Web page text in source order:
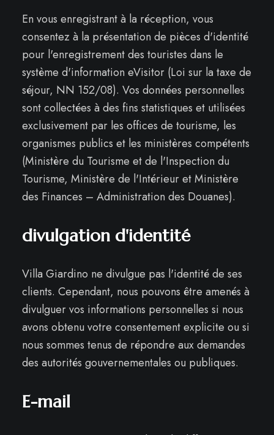
En vous enregistrant à la réception, vous
consentez à la présentation de pièces d'identité
pour l'enregistrement des touristes dans le
système d'information eVisitor (Loi sur la taxe de
séjour, NN 152/08). Vos données personnelles
sont collectées à des fins statistiques et utilisées
exclusivement par les offices de tourisme, les
organismes publics et les ministères compétents
(Ministère du Tourisme et de l'Inspection du
Tourisme, Ministère de l'Intérieur et Ministère
des Finances – Administration des Douanes).
divulgation d'identité
Villa Giardino ne divulgue pas l'identité de ses
clients. Cependant, nous pouvons être amenés à
divulguer vos informations personnelles si nous
avons obtenu votre consentement explicite ou si
nous sommes tenus de répondre aux demandes
des autorités gouvernementales ou publiques.
E-mail